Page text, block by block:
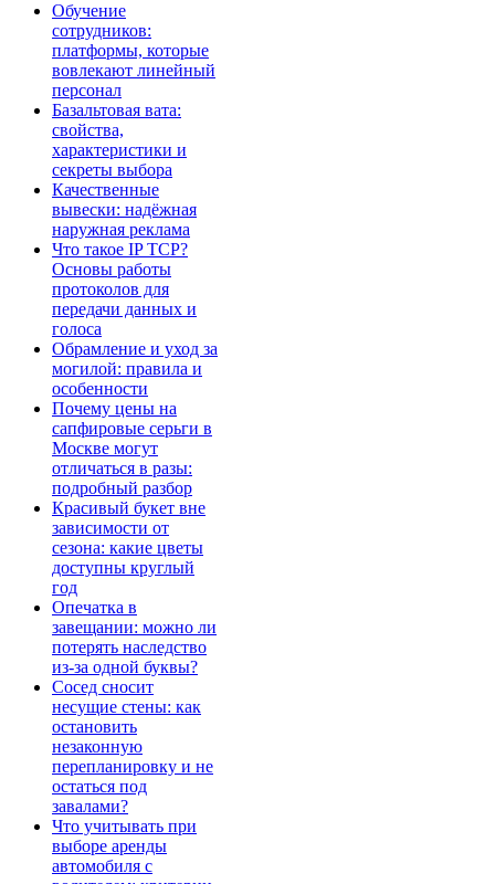
Обучение
сотрудников:
платформы, которые
вовлекают линейный
персонал
Базальтовая вата:
свойства,
характеристики и
секреты выбора
Качественные
вывески: надёжная
наружная реклама
Что такое IP TCP?
Основы работы
протоколов для
передачи данных и
голоса
Обрамление и уход за
могилой: правила и
особенности
Почему цены на
сапфировые серьги в
Москве могут
отличаться в разы:
подробный разбор
Красивый букет вне
зависимости от
сезона: какие цветы
доступны круглый
год
Опечатка в
завещании: можно ли
потерять наследство
из-за одной буквы?
Сосед сносит
несущие стены: как
остановить
незаконную
перепланировку и не
остаться под
завалами?
Что учитывать при
выборе аренды
автомобиля с